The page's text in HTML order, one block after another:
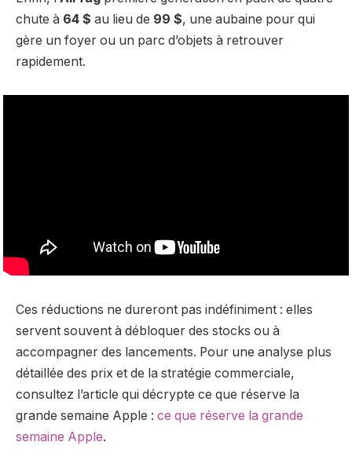
chute à 64 $ au lieu de 99 $, une aubaine pour qui
gère un foyer ou un parc d’objets à retrouver
rapidement.
Ces réductions ne dureront pas indéfiniment : elles
servent souvent à débloquer des stocks ou à
accompagner des lancements. Pour une analyse plus
détaillée des prix et de la stratégie commerciale,
consultez l’article qui décrypte ce que réserve la
grande semaine Apple : ce que réserve la grande
semaine Apple.